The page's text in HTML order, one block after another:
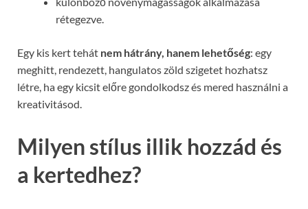
rétegezve.
Egy kis kert tehát nem hátrány, hanem lehetőség: egy
meghitt, rendezett, hangulatos zöld szigetet hozhatsz
létre, ha egy kicsit előre gondolkodsz és mered használni a
kreativitásod.
Milyen stílus illik hozzád és
a kertedhez?